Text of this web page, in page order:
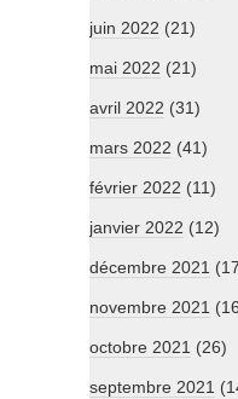
juin 2022 (21)
mai 2022 (21)
avril 2022 (31)
mars 2022 (41)
février 2022 (11)
janvier 2022 (12)
décembre 2021
novembre 2021
octobre 2021 (26)
septembre 2021